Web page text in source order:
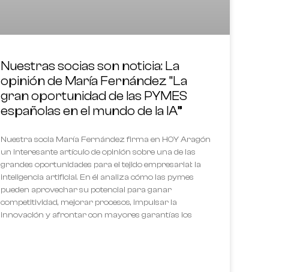
Nuestras socias son noticia: La
opinión de María Fernández “La
gran oportunidad de las PYMES
españolas en el mundo de la IA”
Nuestra socia María Fernández firma en HOY Aragón
un interesante artículo de opinión sobre una de las
grandes oportunidades para el tejido empresarial: la
inteligencia artificial. En él analiza cómo las pymes
pueden aprovechar su potencial para ganar
competitividad, mejorar procesos, impulsar la
innovación y afrontar con mayores garantías los